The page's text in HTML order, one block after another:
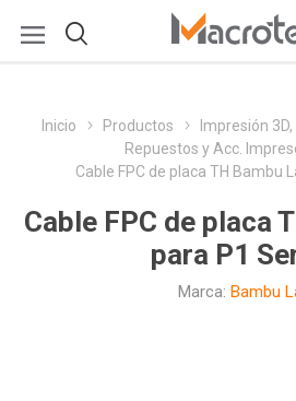
Inicio Productos
Impresión
Repuestos y Acc.
Cable FPC de placa TH Bambu
Cable FPC de placa
para P1
Marca: Bambu